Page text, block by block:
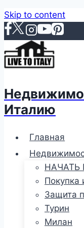
Skip to content
Италию
Главная
НАЧАТЬ
Покупка
Защита
Турин
Милан